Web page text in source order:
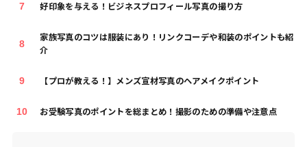
好印象を与える！ビジネスプロフィール写真の撮り方
家族写真のコツは服装にあり！リンクコーデや和装のポイントも紹
介
【プロが教える！】メンズ宣材写真のヘアメイクポイント
お受験写真のポイントを総まとめ！撮影のための準備や注意点